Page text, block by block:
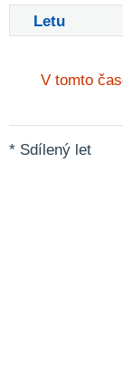
Letu
V tomto
* Sdílený let